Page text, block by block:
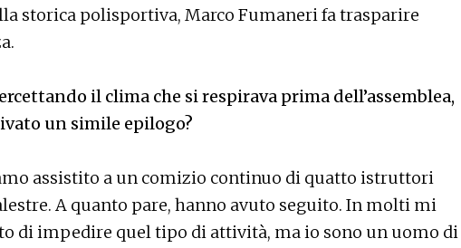
storica polisportiva, Marco Fumaneri fa trasparire
il clima che si respirava prima dell’assemblea,
un simile epilogo?
assistito a un comizio continuo di quatto istruttori
A quanto pare, hanno avuto seguito. In molti mi
di impedire quel tipo di attività, ma io sono un uomo di